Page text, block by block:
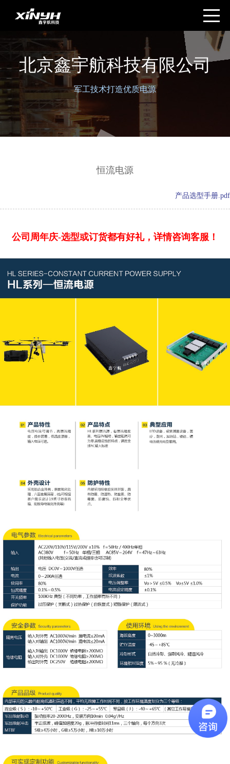
北京鑫宇航科技有限公司
军工技术打造优质电源
恒流电源
产品选型手册.pdf
公司周年庆-选型或订货都有好礼，详情咨询客服！